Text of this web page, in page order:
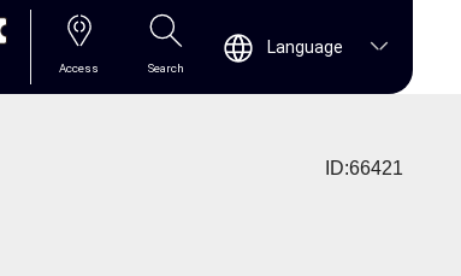
Access Search
Language
ID:66421